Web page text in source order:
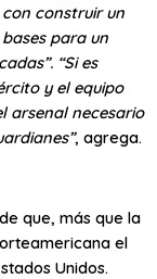
construir un
para un
“Si es
y el equipo
arsenal necesario
, agrega.
que, más que la
el
Unidos.